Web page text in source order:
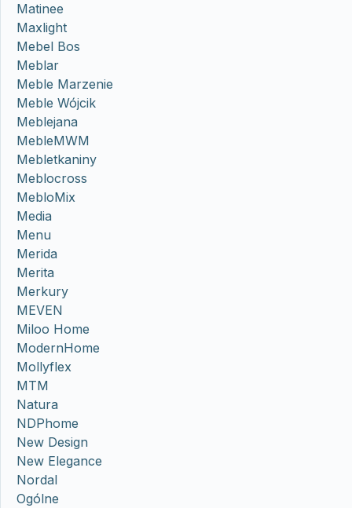
Matinee
Maxlight
Mebel Bos
Meblar
Meble Marzenie
Meble Wójcik
Meblejana
MebleMWM
Mebletkaniny
Meblocross
MebloMix
Media
Menu
Merida
Merita
Merkury
MEVEN
Miloo Home
ModernHome
Mollyflex
MTM
Natura
NDPhome
New Design
New Elegance
Nordal
Ogólne